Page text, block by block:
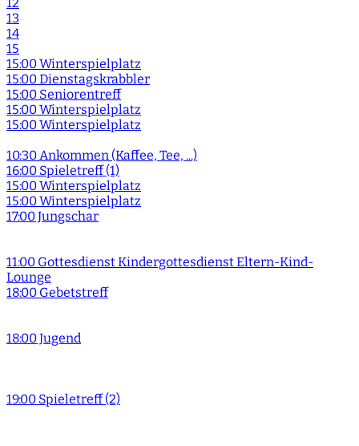
13
14
15
15:00 Winterspielplatz
15:00 Dienstagskrabbler
15:00 Seniorentreff
15:00 Winterspielplatz
15:00 Winterspielplatz
10:30 Ankommen (Kaffee, Tee, ...)
16:00 Spieletreff (1)
15:00 Winterspielplatz
15:00 Winterspielplatz
17:00 Jungschar
11:00 Gottesdienst Kindergottesdienst Eltern-Kind-
Lounge
18:00 Gebetstreff
18:00 Jugend
19:00 Spieletreff (2)